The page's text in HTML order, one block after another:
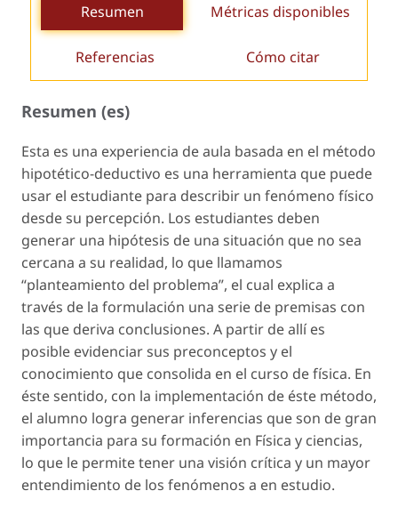
Resumen Métricas disponibles
Referencias Cómo citar
Resumen (es)
Esta es una experiencia de aula basada en el método
hipotético-deductivo es una herramienta que puede
usar el estudiante para describir un fenómeno físico
desde su percepción. Los estudiantes deben
generar una hipótesis de una situación que no sea
cercana a su realidad, lo que llamamos
“planteamiento del problema”, el cual explica a
través de la formulación una serie de premisas con
las que deriva conclusiones. A partir de allí es
posible evidenciar sus preconceptos y el
conocimiento que consolida en el curso de física. En
éste sentido, con la implementación de éste método,
el alumno logra generar inferencias que son de gran
importancia para su formación en Física y ciencias,
lo que le permite tener una visión crítica y un mayor
entendimiento de los fenómenos a en estudio.